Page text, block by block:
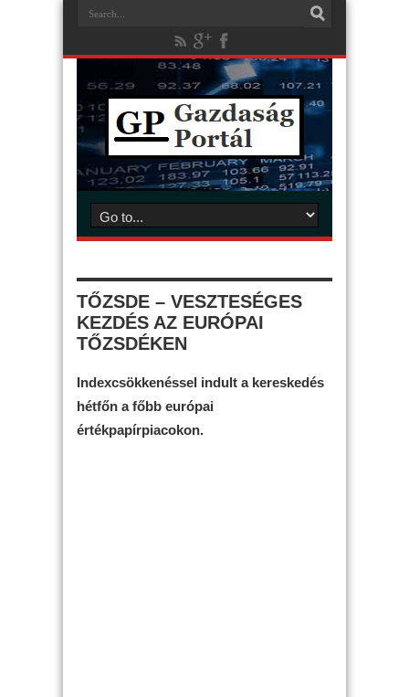
TŐZSDE – VESZTESÉGES
KEZDÉS AZ EURÓPAI
TŐZSDÉKEN
Indexcsökkenéssel indult a kereskedés
hétfőn a főbb európai
értékpapírpiacokon.